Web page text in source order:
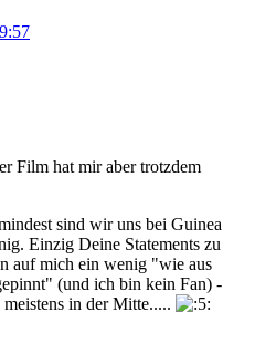
Film hat mir aber trotzdem
sind wir uns bei Guinea
Einzig Deine Statements zu
auf mich ein wenig "wie aus
(und ich bin kein Fan) -
in der Mitte.....